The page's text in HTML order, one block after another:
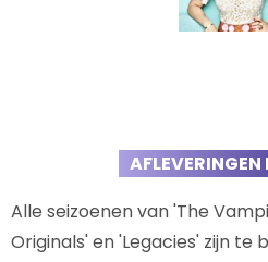
Alle seizoenen van 'The
Originals' en 'Legacies' zijn te